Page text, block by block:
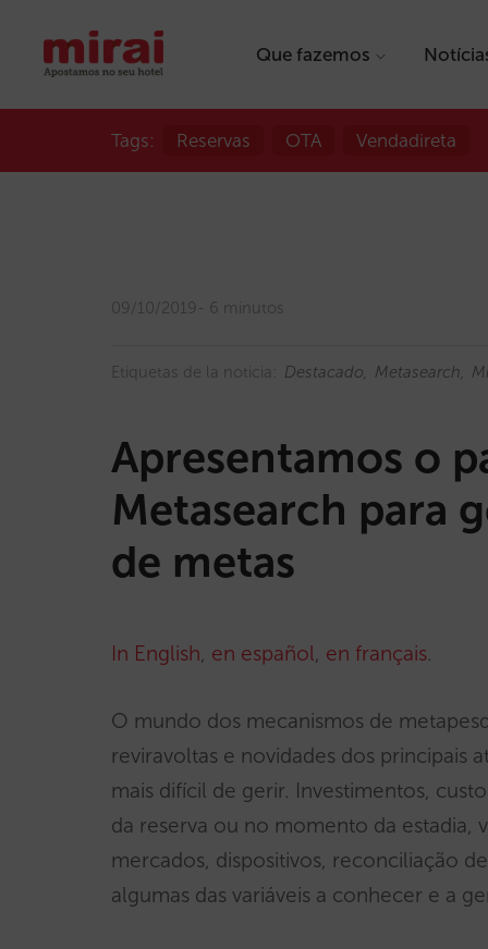
Que fazemos
Tags: Reservas OTA Vendadireta
09/10/2019 6 minutos
Etiquetas de la noticia: Destacado Metasearch
Apresentamos o
Metasearch para
de metas
In English, en español, en français.
O mundo dos mecanismos de
reviravoltas e novidades dos principais
mais difícil de gerir. Investimentos,
da reserva ou no momento da estadia,
mercados, dispositivos, reconciliação
algumas das variáveis a conhecer e a